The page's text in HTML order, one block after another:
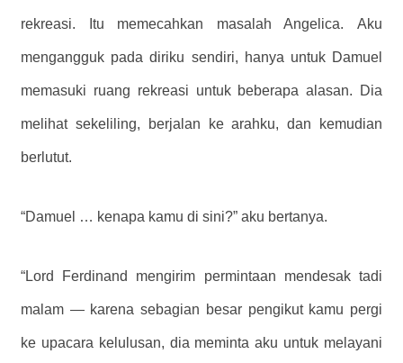
rekreasi. Itu memecahkan masalah Angelica. Aku
mengangguk pada diriku sendiri, hanya untuk Damuel
memasuki ruang rekreasi untuk beberapa alasan. Dia
melihat sekeliling, berjalan ke arahku, dan kemudian
berlutut.
“Damuel … kenapa kamu di sini?” aku bertanya.
“Lord Ferdinand mengirim permintaan mendesak tadi
malam — karena sebagian besar pengikut kamu pergi
ke upacara kelulusan, dia meminta aku untuk melayani